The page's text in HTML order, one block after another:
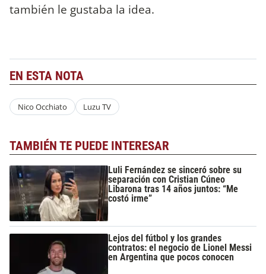
también le gustaba la idea.
EN ESTA NOTA
Nico Occhiato Luzu TV
TAMBIÉN TE PUEDE INTERESAR
Luli Fernández se sinceró sobre su
separación con Cristian Cúneo
Libarona tras 14 años juntos: “Me
costó irme”
Lejos del fútbol y los grandes
contratos: el negocio de Lionel Messi
en Argentina que pocos conocen